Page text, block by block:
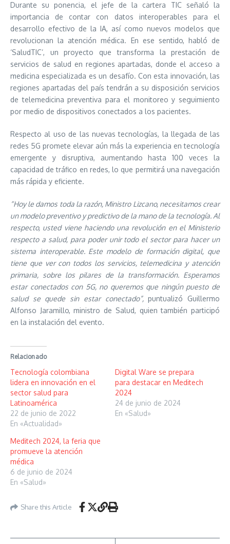
Durante su ponencia, el jefe de la cartera TIC señaló la
importancia de contar con datos interoperables para el
desarrollo efectivo de la IA, así como nuevos modelos que
revolucionan la atención médica. En ese sentido, habló de
‘SaludTIC’, un proyecto que transforma la prestación de
servicios de salud en regiones apartadas, donde el acceso a
medicina especializada es un desafío. Con esta innovación, las
regiones apartadas del país tendrán a su disposición servicios
de telemedicina preventiva para el monitoreo y seguimiento
por medio de dispositivos conectados a los pacientes.
Respecto al uso de las nuevas tecnologías, la llegada de las
redes 5G promete elevar aún más la experiencia en tecnología
emergente y disruptiva, aumentando hasta 100 veces la
capacidad de tráfico en redes, lo que permitirá una navegación
más rápida y eficiente.
“Hoy le damos toda la razón, Ministro Lizcano, necesitamos crear
un modelo preventivo y predictivo de la mano de la tecnología. Al
respecto, usted viene haciendo una revolución en el Ministerio
respecto a salud, para poder unir todo el sector para hacer un
sistema interoperable. Este modelo de formación digital, que
tiene que ver con todos los servicios, telemedicina y atención
primaria, sobre los pilares de la transformación. Esperamos
estar conectados con 5G, no queremos que ningún puesto de
salud se quede sin estar conectado”,puntualizó Guillermo
Alfonso Jaramillo, ministro de Salud, quien también participó
en la instalación del evento.
Relacionado
Tecnología colombiana
lidera en innovación en el
sector salud para
Latinoamérica
22 de junio de 2022
En «Actualidad»
Digital Ware se prepara
para destacar en Meditech
2024
24 de junio de 2024
En «Salud»
Meditech 2024, la feria que
promueve la atención
médica
6 de junio de 2024
En «Salud»
Share this Article